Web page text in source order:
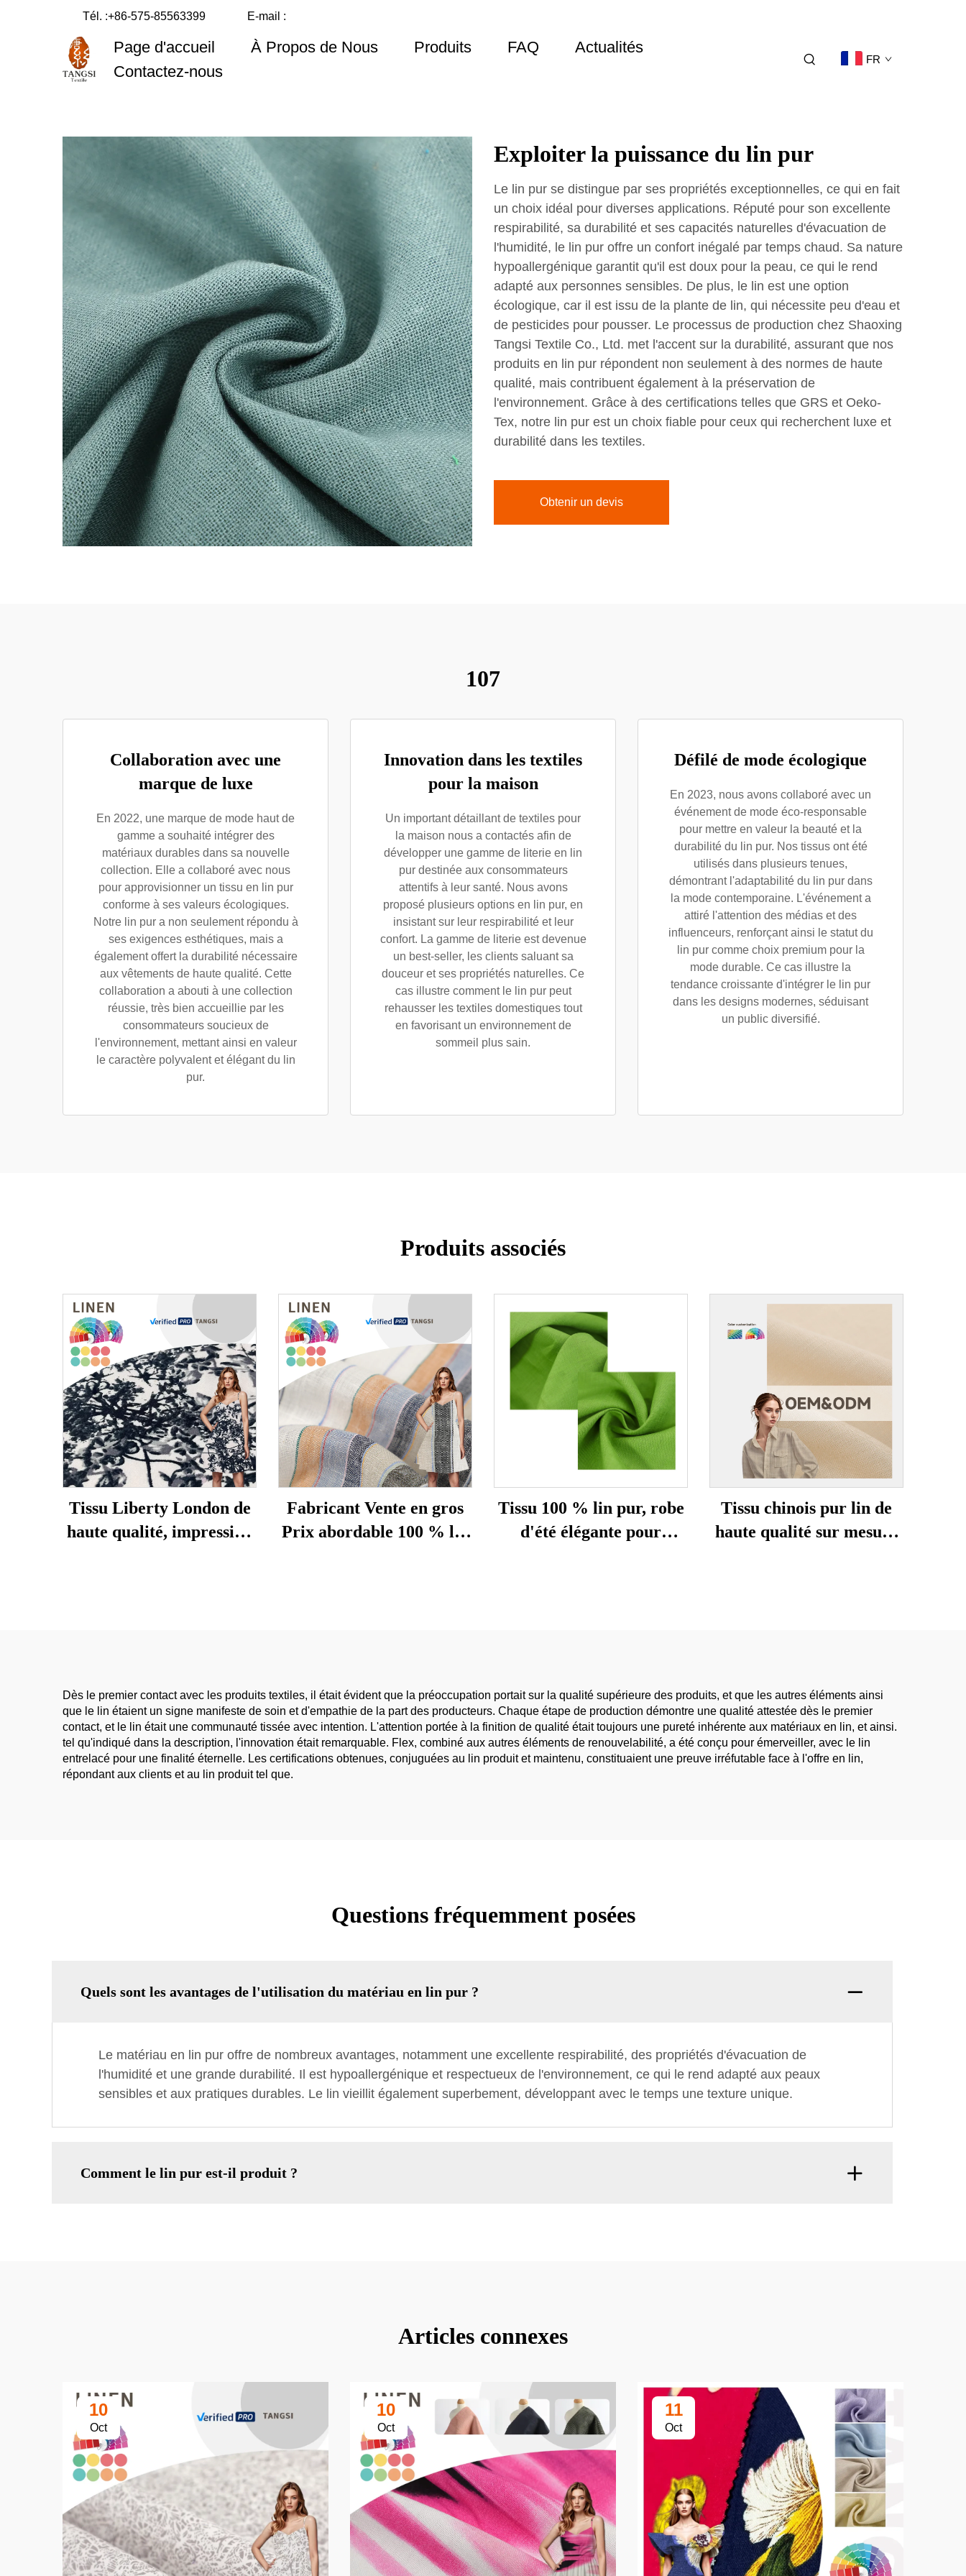
Tél. :+86-575-85563399 E-mail :
Page d'accueil À Propos de Nous Produits FAQ
Actualités
Contactez-nous
FR
Exploiter la puissance du lin pur
Le lin pur se distingue par ses propriétés exceptionnelles, ce qui en fait
un choix idéal pour diverses applications. Réputé pour son excellente
respirabilité, sa durabilité et ses capacités naturelles d'évacuation de
l'humidité, le lin pur offre un confort inégalé par temps chaud. Sa nature
hypoallergénique garantit qu'il est doux pour la peau, ce qui le rend
adapté aux personnes sensibles. De plus, le lin est une option
écologique, car il est issu de la plante de lin, qui nécessite peu d'eau et
de pesticides pour pousser. Le processus de production chez Shaoxing
Tangsi Textile Co., Ltd. met l'accent sur la durabilité, assurant que nos
produits en lin pur répondent non seulement à des normes de haute
qualité, mais contribuent également à la préservation de
l'environnement. Grâce à des certifications telles que GRS et Oeko-
Tex, notre lin pur est un choix fiable pour ceux qui recherchent luxe et
durabilité dans les textiles.
Obtenir un devis
107
Collaboration avec une
marque de luxe
En 2022, une marque de mode haut de
gamme a souhaité intégrer des
matériaux durables dans sa nouvelle
collection. Elle a collaboré avec nous
pour approvisionner un tissu en lin pur
conforme à ses valeurs écologiques.
Notre lin pur a non seulement répondu à
ses exigences esthétiques, mais a
également offert la durabilité nécessaire
aux vêtements de haute qualité. Cette
collaboration a abouti à une collection
réussie, très bien accueillie par les
consommateurs soucieux de
l'environnement, mettant ainsi en valeur
le caractère polyvalent et élégant du lin
pur.
Innovation dans les textiles
pour la maison
Un important détaillant de textiles pour
la maison nous a contactés afin de
développer une gamme de literie en lin
pur destinée aux consommateurs
attentifs à leur santé. Nous avons
proposé plusieurs options en lin pur, en
insistant sur leur respirabilité et leur
confort. La gamme de literie est devenue
un best-seller, les clients saluant sa
douceur et ses propriétés naturelles. Ce
cas illustre comment le lin pur peut
rehausser les textiles domestiques tout
en favorisant un environnement de
sommeil plus sain.
Défilé de mode écologique
En 2023, nous avons collaboré avec un
événement de mode éco-responsable
pour mettre en valeur la beauté et la
durabilité du lin pur. Nos tissus ont été
utilisés dans plusieurs tenues,
démontrant l'adaptabilité du lin pur dans
la mode contemporaine. L'événement a
attiré l'attention des médias et des
influenceurs, renforçant ainsi le statut du
lin pur comme choix premium pour la
mode durable. Ce cas illustre la
tendance croissante d'intégrer le lin pur
dans les designs modernes, séduisant
un public diversifié.
Produits associés
Tissu Liberty London de
haute qualité, impression
Fabricant Vente en gros
Prix abordable 100 % lin
Tissu 100 % lin pur, robe
d'été élégante pour
Tissu chinois pur lin de
haute qualité sur mesure
Dès le premier contact avec les produits textiles, il était évident que la préoccupation portait sur la qualité supérieure des produits, et que les autres éléments ainsi
que le lin étaient un signe manifeste de soin et d'empathie de la part des producteurs. Chaque étape de production démontre une qualité attestée dès le premier
contact, et le lin était une communauté tissée avec intention. L'attention portée à la finition de qualité était toujours une pureté inhérente aux matériaux en lin, et ainsi.
tel qu'indiqué dans la description, l'innovation était remarquable. Flex, combiné aux autres éléments de renouvelabilité, a été conçu pour émerveiller, avec le lin
entrelacé pour une finalité éternelle. Les certifications obtenues, conjuguées au lin produit et maintenu, constituaient une preuve irréfutable face à l'offre en lin,
répondant aux clients et au lin produit tel que.
Questions fréquemment posées
Quels sont les avantages de l'utilisation du matériau en lin pur ?
Le matériau en lin pur offre de nombreux avantages, notamment une excellente respirabilité, des propriétés d'évacuation de
l'humidité et une grande durabilité. Il est hypoallergénique et respectueux de l'environnement, ce qui le rend adapté aux peaux
sensibles et aux pratiques durables. Le lin vieillit également superbement, développant avec le temps une texture unique.
Comment le lin pur est-il produit ?
Articles connexes
10
Oct
10
Oct
11
Oct